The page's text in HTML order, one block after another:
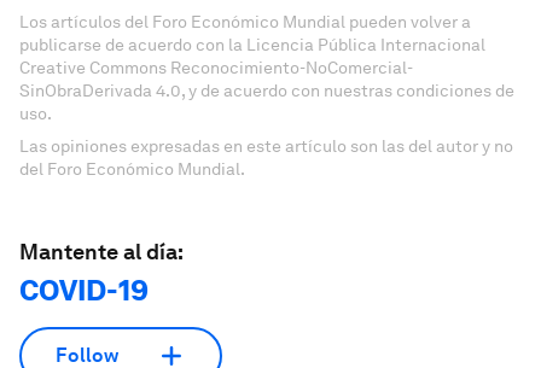
Los artículos del Foro Económico Mundial pueden volver a
publicarse de acuerdo con la Licencia Pública Internacional
Creative Commons Reconocimiento-NoComercial-
SinObraDerivada 4.0, y de acuerdo con nuestras condiciones de
uso.
Las opiniones expresadas en este artículo son las del autor y no
del Foro Económico Mundial.
Mantente al día:
COVID-19
Follow